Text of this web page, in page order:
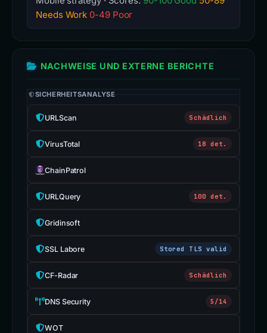
Needs Work 0-49 Poor
NACHWEISE UND EXTERNE BERICHTE
SICHERHEITSANALYSE
URLScan Schädlich
VirusTotal 18 det.
ChainPatrol
URLQuery 100 det.
Gridinsoft
SSL Labore Stored TLS valid
CF-Radar Schädlich
DNS Security 5/14
WOT